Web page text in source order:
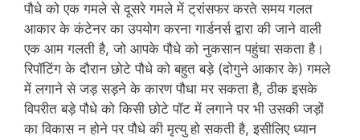
पौधे को एक गमले से दूसरे गमले में ट्रांसफर करते समय गलत
आकार के कंटेनर का उपयोग करना गार्डनर्स द्वारा की जाने वाली
एक आम गलती है, जो आपके पौधे को नुकसान पहुंचा सकता है।
रिपॉटिंग के दौरान छोटे पौधे को बहुत बड़े (दोगुने आकार के) गमले
में लगाने से जड़ सड़ने के कारण पौधा मर सकता है, ठीक इसके
विपरीत बड़े पौधे को किसी छोटे पॉट में लगाने पर भी उसकी जड़ों
का विकास न होने पर पौधे की मृत्यु हो सकती है, इसीलिए ध्यान